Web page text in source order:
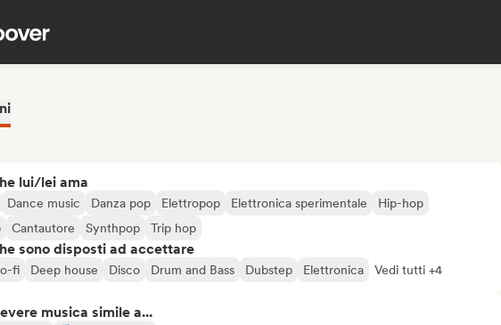
lui/lei ama
Dance music Danza pop Elettropop Elettronica sperimentale
Hip-hop
Cantautore Synthpop Trip hop
sono disposti ad accettare
fi Deep house Disco Drum and Bass Dubstep Elettronica Vedi tutti +4
musica simile a...